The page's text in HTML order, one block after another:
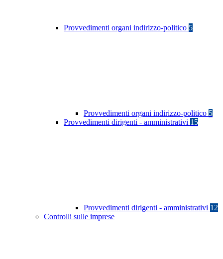
Provvedimenti organi indirizzo-politico 5
Provvedimenti organi indirizzo-politico 5
Provvedimenti dirigenti - amministrativi 15
Provvedimenti dirigenti - amministrativi 12
Controlli sulle imprese